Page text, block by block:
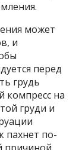
может
и
перед
грудь
компресс на
груди и
пахнет по-